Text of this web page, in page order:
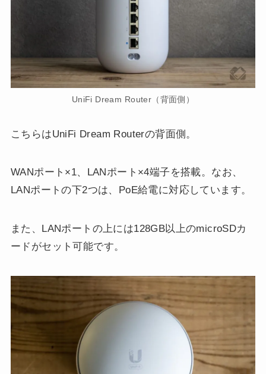
UniFi Dream Router（背面側）
こちらはUniFi Dream Routerの背面側。
WANポート×1、LANポート×4端子を搭載。なお、
LANポートの下2つは、PoE給電に対応しています。
また、LANポートの上には128GB以上のmicroSDカ
ードがセット可能です。